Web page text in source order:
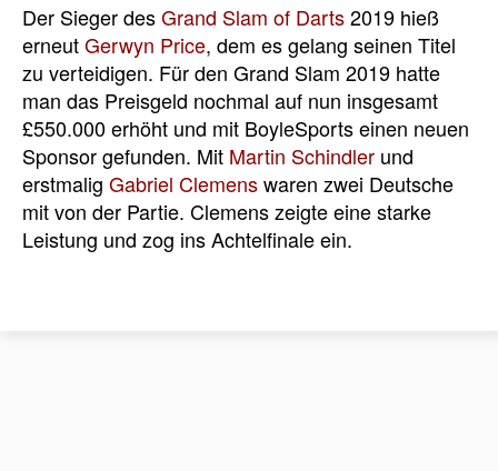
Der Sieger desGrand Slam of Darts2019 hieß
erneutGerwyn Price, dem es gelang seinen Titel
zu verteidigen. Für den Grand Slam 2019 hatte
man das Preisgeld nochmal auf nun insgesamt
£550.000 erhöht und mit BoyleSports einen neuen
Sponsor gefunden. Mit Martin Schindler und
erstmalig Gabriel Clemenswaren zwei Deutsche
mit von der Partie. Clemens zeigte eine starke
Leistung und zog ins Achtelfinale ein.